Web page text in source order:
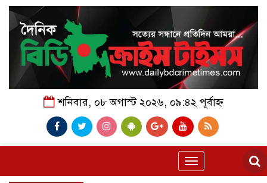
শনিবার, ০৮ অগাস্ট ২০২৬, ০৯:৪২ পূর্বাহ্ন
Toggle
navigation